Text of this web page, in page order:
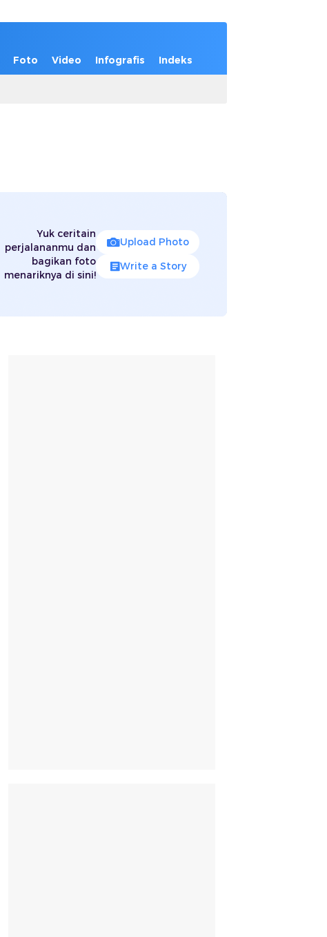
Foto Video Infografis Indeks
Yuk ceritain
perjalananmu dan
bagikan foto
menariknya di sini!
Upload Photo
Write a Story